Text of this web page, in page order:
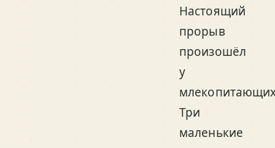
Настоящий
прорыв
произошёл
у
Три
маленькие